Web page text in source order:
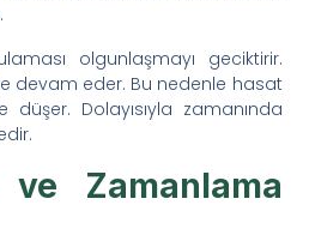
olgunlaşmayı geciktirir.
devam eder. Bu nedenle hasat
Dolayısıyla zamanında
ve Zamanlama